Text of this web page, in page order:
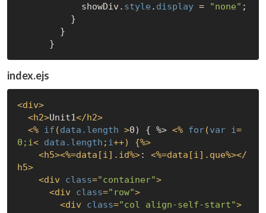
            showDiv.
style . display = "none" ;
index.ejs
<div>
<h2>Unit1</h2>
<% if (data.length >0) { %> <% for(var i=
0;i< data.length ; i++) {%>
<h5><%=data[i].id%>: <%=data[i].que%></
h5>
<div class="container">
<div class="row">
<div class="col align-self-start">